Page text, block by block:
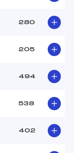
280
205
494
538
402